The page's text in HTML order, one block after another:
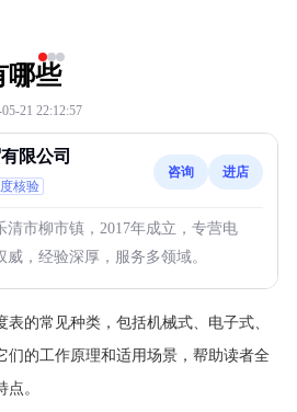
哪些
21 22:12:57
限公司
核验
咨询 进店
清市柳市镇，2017年成立，专营电
，经验深厚，服务多领域。
表的常见种类，包括机械式、电子式、
们的工作原理和适用场景，帮助读者全
。